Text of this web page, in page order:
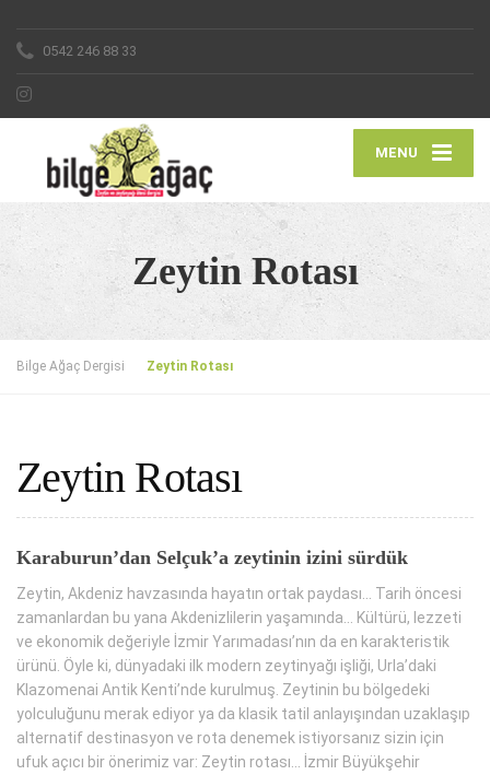
0542 246 88 33
MENU
Zeytin Rotası
Bilge Ağaç Dergisi Zeytin Rotası
Zeytin Rotası
Karaburun’dan Selçuk’a zeytinin izini sürdük
Zeytin, Akdeniz havzasında hayatın ortak paydası... Tarih öncesi
zamanlardan bu yana Akdenizlilerin yaşamında... Kültürü, lezzeti
ve ekonomik değeriyle İzmir Yarımadası’nın da en karakteristik
ürünü. Öyle ki, dünyadaki ilk modern zeytinyağı işliği, Urla’daki
Klazomenai Antik Kenti’nde kurulmuş. Zeytinin bu bölgedeki
yolculuğunu merak ediyor ya da klasik tatil anlayışından uzaklaşıp
alternatif destinasyon ve rota denemek istiyorsanız sizin için
ufuk açıcı bir önerimiz var: Zeytin rotası... İzmir Büyükşehir